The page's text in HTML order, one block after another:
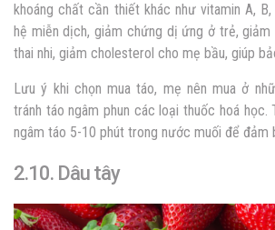
khoáng chất cần thiết khác như vitamin A,
hệ miễn dịch, giảm chứng dị ứng ở trẻ,
thai nhi, giảm cholesterol cho mẹ bầu, giúp
Lưu ý khi chọn mua táo, mẹ nên mua ở
tránh táo ngâm phun các loại thuốc hoá học.
ngâm táo 5-10 phút trong nước muối để đảm
2.10. Dâu tây